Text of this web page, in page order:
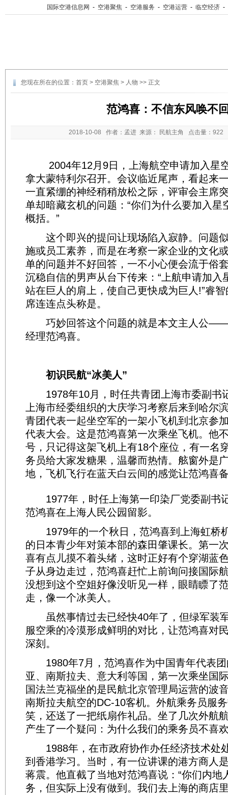
国际空港信息网 - 空港聚焦 - 空港服务 - 空港运营 - 临空经济 -
您现在所在的位置： 首页 > 空港聚焦 > 人物 >> 正文
范鸿喜：不信东风唤不
2018-10-08 作者：孟进 来源： 民航主角 点击量：
2004年12月9日，上海航空申请加入星
拿大蒙特利尔召开。会议临近尾声，看起来
一直紧绷的神经稍稍放松之际，评审会主席
单却暗藏玄机的问题：“你们为什么要加入星
概括。”
这个即兴的提问让现场陷入寂静。问题
施或员工素养，而是在考察一家企业的文化
单的问题并不好回答，一不小心便会流于俗
沉稳自信的男声从台下传来：“上航申请加入
站在巨人的肩上，使自己更快成为巨人!”睿
席连连点头称是。
巧妙回答这个问题的就是本文主人公——
经理范鸿喜。
初识民航“冰美人”
1978年10月，时任共青团上海市委副书
上海市经委组织的大庆学习考察后来到哈尔
青团代表一起坐空军的一架小飞机到北京参
代表大会。这是范鸿喜第一次乘坐飞机。他
号，只记得这架飞机上有18个座位，有一名
务员给大家发糖果，温馨而热情。舷窗外是
地，飞机飞行在蓝天白云间的感觉让范鸿喜
1977年，时任上海第一印染厂党委副书
范鸿喜在上海人民公园留影。
1979年的一个秋日，范鸿喜到上海虹桥
的日本青少年对策本部的森田肇课长。第一
喜有点儿摸不着头绪，这时正好有个穿湖蓝
子从身边走过，范鸿喜赶忙上前询问接国际
没想到这个空姐好像没听见一样，眼睛瞟了
走，像一个冰美人。
虽然事情过去已经快40年了，但绿军装
服空乘的冷漠形成鲜明的对比，让范鸿喜对
深刻。
1980年7月，范鸿喜作为中国青年代表团
亚、南斯拉夫、意大利等国，第一次乘坐国
国法兰克福坐的是民航北京管理局运营的波
南斯拉夫航空的DC-10客机。外航乘务员服
笑，还送了一把纸扇作礼品。坐了几次外航
产生了一个疑问：为什么我们的乘务员不喜
1988年，在市政府协作办任经济技术处
到香港学习。当时，有一位讲课的港方商人
蒋震。他直截了当地对范鸿喜说：“你们内地
务，但实际上没有做到。我们去上海的商店